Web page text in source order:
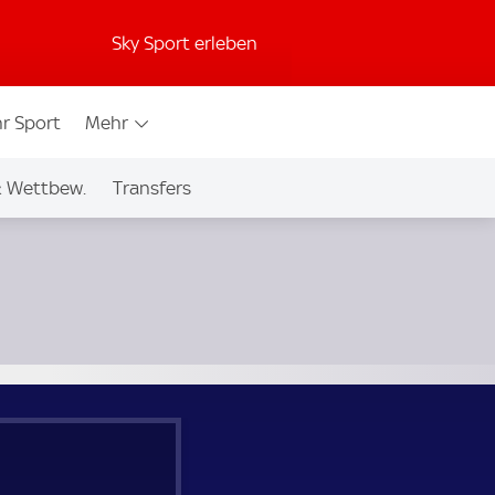
Sky Sport erleben
Sport Mehr
Wettbew. Transfers